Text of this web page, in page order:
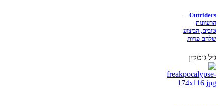
Outriders –
הרעיונות
טובים, הביצוע
שלהם פחות
גיל גוטקין